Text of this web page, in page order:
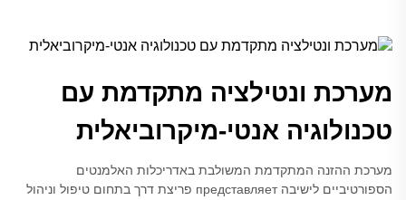
מערכת ונטילציה מתקדמת עם
טכנולוגיה אנטי-מיקרוביאלית
מערכת ההזנה המתקדמת המשולבת באדריכלות האלמנטים
הספורטיביים לישיבה представляет פריצת דרך בתחום טיפול וניהול